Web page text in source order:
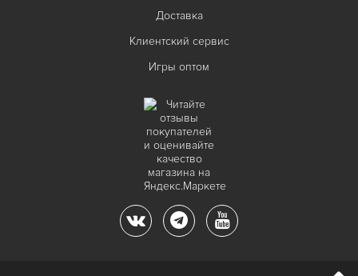
Доставка
Клиентский сервис
Игры оптом